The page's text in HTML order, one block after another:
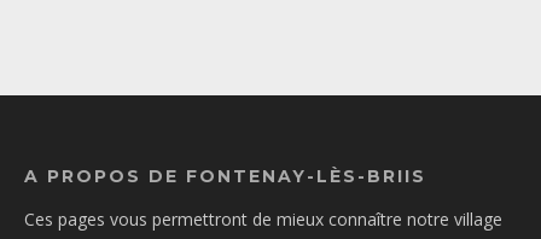
A PROPOS DE FONTENAY-LÈS-BRIIS
Ces pages vous permettront de mieux connaître notre village